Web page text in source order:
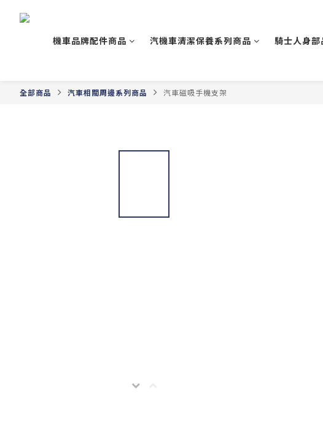
機車品牌配件商品
汽機車清潔保養系列商品 騎士人身
全部商品 汽車相關周邊系列商品 汽車磁吸手機支架